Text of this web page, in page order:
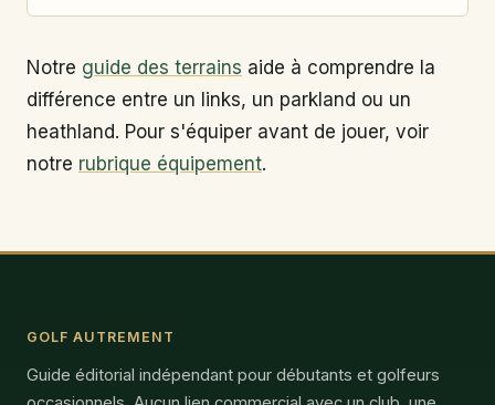
Notre guide des terrains aide à comprendre la
différence entre un links, un parkland ou un
heathland. Pour s'équiper avant de jouer, voir
notre rubrique équipement.
GOLF AUTREMENT
Guide éditorial indépendant pour débutants et golfeurs